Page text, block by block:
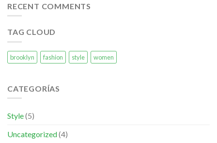
RECENT COMMENTS
TAG CLOUD
brooklyn fashion style women
CATEGORÍAS
Style(5)
Uncategorized(4)